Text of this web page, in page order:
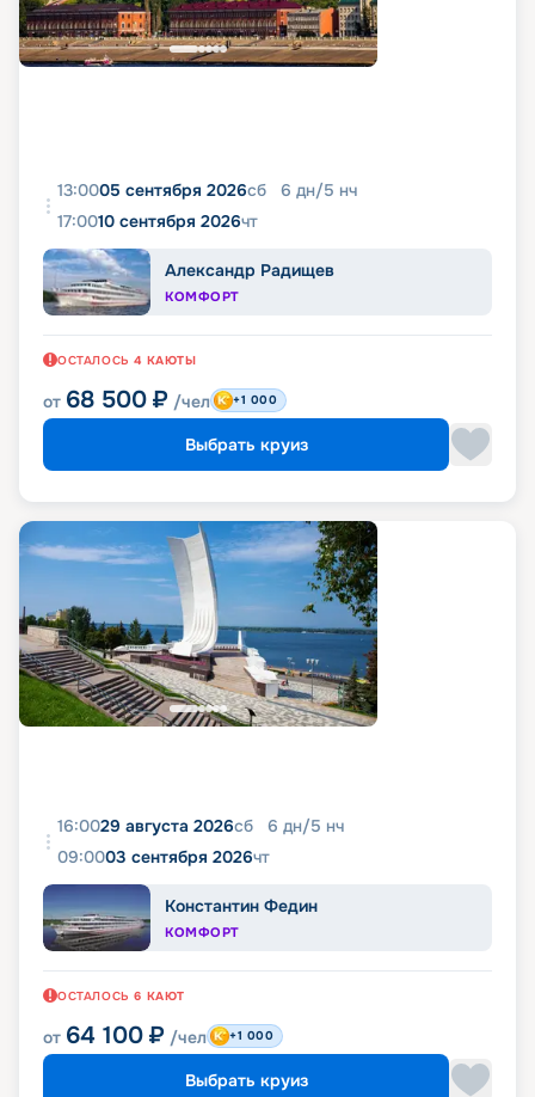
13:0005 сентября 2026сб 6 дн/5 нч
17:0010 сентября 2026чт
Александр Радищев
КОМФОРТ
ОСТАЛОСЬ 4 КАЮТЫ
от 68 500 ₽ /чел +1 000
Выбрать круиз
16:0029 августа 2026сб 6 дн/5 нч
09:0003 сентября 2026чт
Константин Федин
КОМФОРТ
ОСТАЛОСЬ 6 КАЮТ
от 64 100 ₽ /чел +1 000
Выбрать круиз